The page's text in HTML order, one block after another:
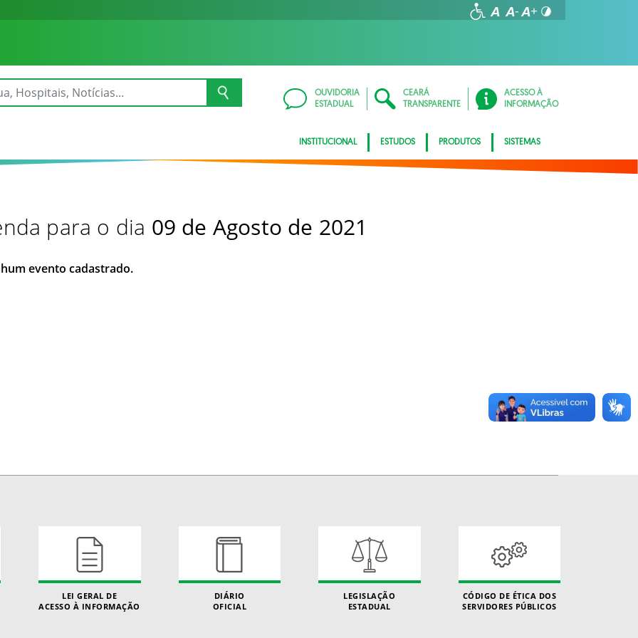
OUVIDORIA
ESTADUAL
CEARÁ
TRANSPARENTE
ACESSO À
INFORMAÇÃO
INSTITUCIONAL ESTUDOS PRODUTOS SISTEMAS
para o dia 09 de Agosto de 2021
evento cadastrado.
LEI GERAL DE
ACESSO À INFORMAÇÃO
DIÁRIO
OFICIAL
LEGISLAÇÃO
ESTADUAL
CÓDIGO DE ÉTICA DOS
SERVIDORES PÚBLICOS